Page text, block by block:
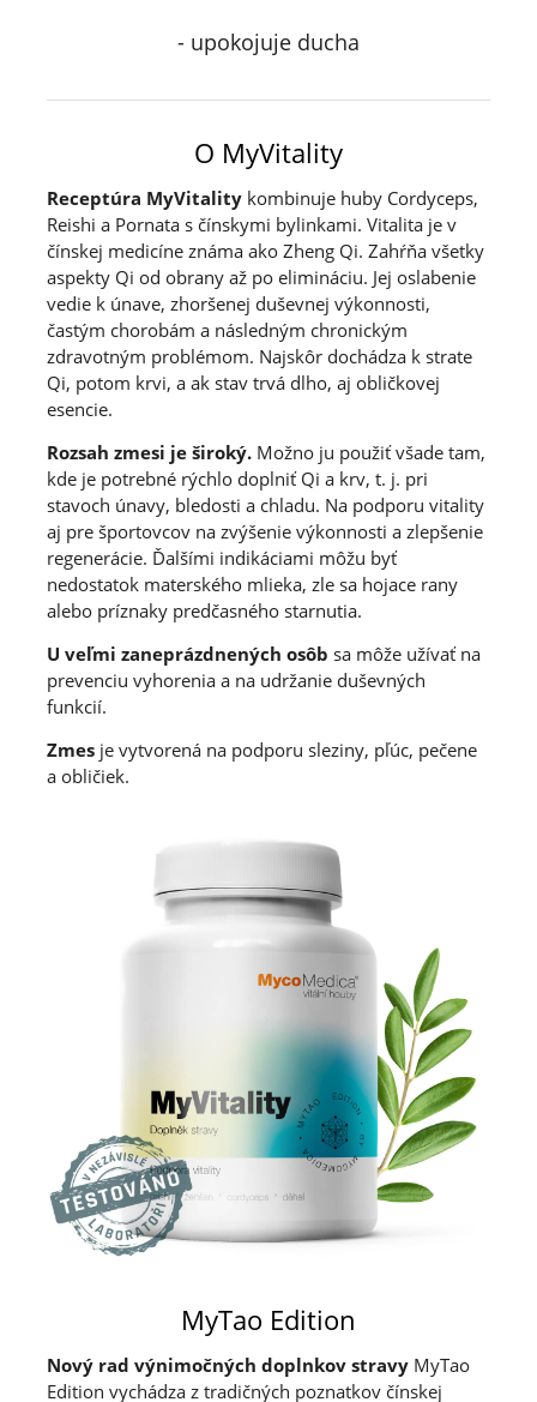
- upokojuje ducha
O MyVitality
Receptúra MyVitality kombinuje huby Cordyceps,
Reishi a Pornata s čínskymi bylinkami. Vitalita je v
čínskej medicíne známa ako Zheng Qi. Zahŕňa všetky
aspekty Qi od obrany až po elimináciu. Jej oslabenie
vedie k únave, zhoršenej duševnej výkonnosti,
častým chorobám a následným chronickým
zdravotným problémom. Najskôr dochádza k strate
Qi, potom krvi, a ak stav trvá dlho, aj obličkovej
esencie.
Rozsah zmesi je široký. Možno ju použiť všade tam,
kde je potrebné rýchlo doplniť Qi a krv, t. j. pri
stavoch únavy, bledosti a chladu. Na podporu vitality
aj pre športovcov na zvýšenie výkonnosti a zlepšenie
regenerácie. Ďalšími indikáciami môžu byť
nedostatok materského mlieka, zle sa hojace rany
alebo príznaky predčasného starnutia.
U veľmi zaneprázdnených osôb sa môže užívať na
prevenciu vyhorenia a na udržanie duševných
funkcií.
Zmes je vytvorená na podporu sleziny, pľúc, pečene
a obličiek.
MyTao Edition
Nový rad výnimočných doplnkov stravy MyTao
Edition vychádza z tradičných poznatkov čínskej